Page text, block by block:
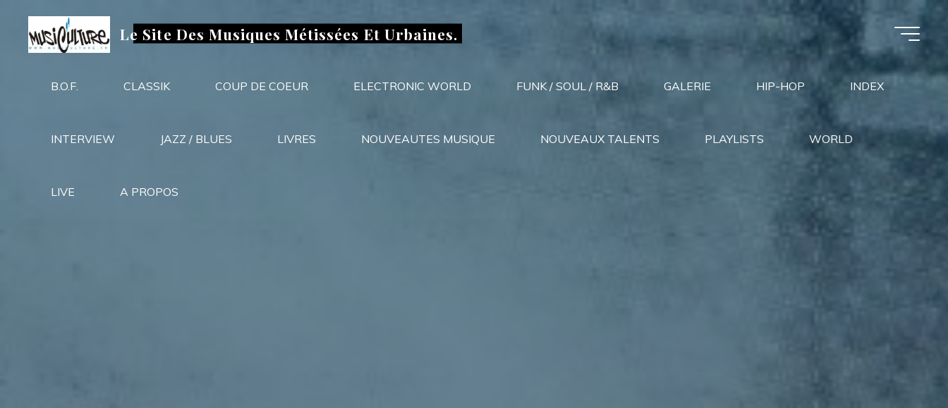
contenu
Le Site Des Musiques Métissées Et Urbaines.
B.O.F. CLASSIK COUP DE COEUR ELECTRONIC WORLD FUNK / SOUL / R&B GALERIE HIP-HOP INDEX
INTERVIEW JAZZ / BLUES LIVRES NOUVEAUTES MUSIQUE NOUVEAUX TALENTS PLAYLISTS WORLD
LIVE A PROPOS